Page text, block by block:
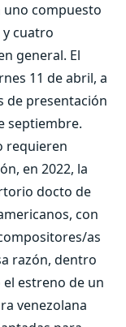
compuesto
cuatro
general. El
11 de abril, a
de presentación
septiembre.
requieren
en 2022, la
docto de
con
as
razón, dentro
estreno de un
venezolana